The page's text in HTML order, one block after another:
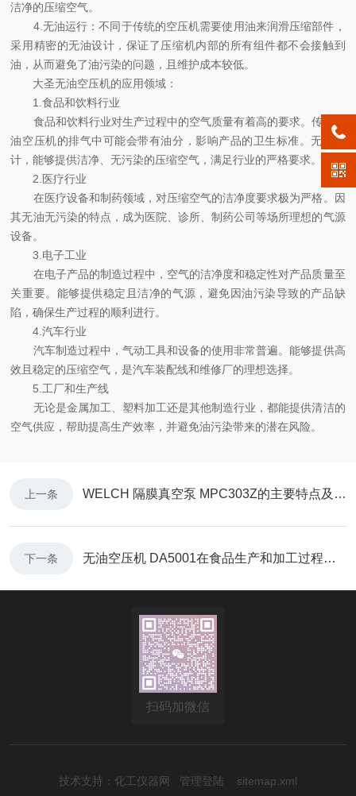
洁净的压缩空气。
4.无油运行：不同于传统的空压机需要使用油来润滑压缩部件，
采用精密的无油设计，保证了压缩机内部的所有组件都不会接触到
油，从而避免了油污染的问题，且维护成本较低。
大圣无油空压机的应用领域：
1.食品和饮料行业
食品和饮料行业对生产过程中的空气质量有着高的要求。传统有
油空压机的排气中可能会带有油分，影响产品的卫生标准。无油设
计，能够提供洁净、无污染的压缩空气，满足行业的严格要求。
2.医疗行业
在医疗设备和制药领域，对压缩空气的洁净度要求极为严格。因
其无油无污染的特点，成为医院、诊所、制药公司等场所理想的气源
设备。
3.电子工业
在电子产品的制造过程中，空气的洁净度和稳定性对产品质量至
关重要。能够提供稳定且洁净的气源，避免因油污染导致的产品缺
陷，确保生产过程的顺利进行。
4.汽车行业
汽车制造过程中，气动工具和设备的使用非常普遍。能够提供高
效且稳定的压缩空气，是汽车装配线和维修厂的理想选择。
5.工厂和生产线
无论是金属加工、塑料加工还是其他制造行业，都能提供清洁的
空气供应，帮助提高生产效率，并避免油污染带来的潜在风险。
上一条 WELCH 隔膜真空泵 MPC303Z的主要特点及应用领域
下一条 无油空压机 DA5001在食品生产和加工过程中的作用
扫码加微信
技术支持： 化工仪器网 管理登陆 sitemap.xml